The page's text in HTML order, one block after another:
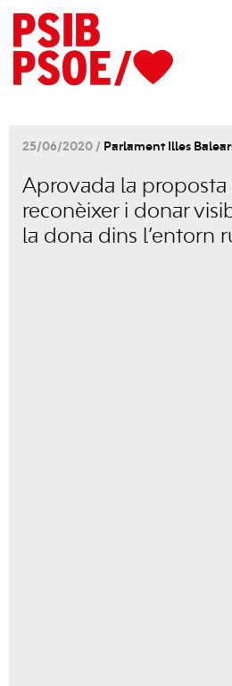
25/06/2020 / Parlament Illes
Aprovada la proposta
reconèixer i donar
la dona dins l’entorn